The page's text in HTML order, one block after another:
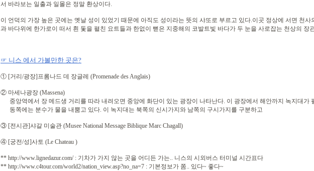
서 바라보는 일출과 일몰은 정말 환상이다.
이 언덕의 가장 높은 곳에는 옛날 성이 있었기 때문에 아직도 성이라는 뜻의 샤또로 부르고 있다.이곳 정상에 서면 천
과 바다위에 한가로이 떠서 흰 돛을 펼친 요트들과 한없이 뻗은 지중해의 코발트빛 바다가 두 눈을 사로잡는 천상의 장
☞ 니스 에서 가볼만한 곳은?
① [거리/광장]프롬나드 데 장글레 (Promenade des Anglais)
② 마세나광장 (Massena)
중앙역에서 장 메드생 거리를 따라 내려오면 중앙에 화단이 있는 광장이 나타난다. 이 광장에서 해안까지 녹지대가
동쪽에는 분수가 물을 내뿜고 있다. 이 녹지대는 북쪽의 신시가지와 남쪽의 구시가지를 구분하고
③ [전시관]샤갈 미술관 (Musee National Message Biblique Marc Chagall)
④ [궁전/성]사토 (Le Chateau )
** http://www.lignedazur.com/ : 기차가 가지 않는 곳을 어디든 가는.. 니스의 시외버스 터미널 시간표다
** http://www.c4tour.com/world2/nation_view.asp?no_na=7 : 기본정보가 쫌.. 있다~ 좋다~